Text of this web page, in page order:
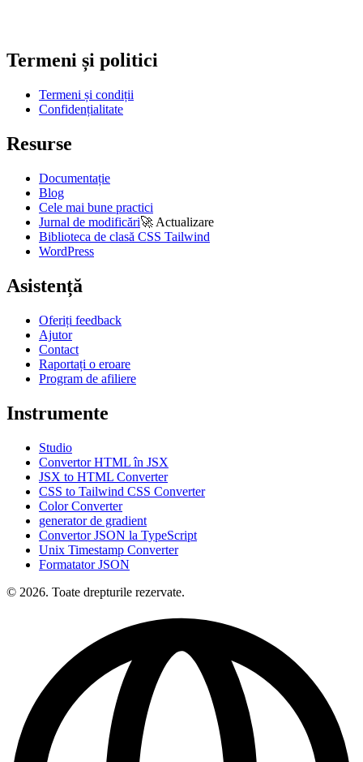
Termeni și politici
Termeni și condiții
Confidențialitate
Resurse
Documentație
Blog
Cele mai bune practici
Jurnal de modificări🚀 Actualizare
Biblioteca de clasă CSS Tailwind
WordPress
Asistență
Oferiți feedback
Ajutor
Contact
Raportați o eroare
Program de afiliere
Instrumente
Studio
Convertor HTML în JSX
JSX to HTML Converter
CSS to Tailwind CSS Converter
Color Converter
generator de gradient
Convertor JSON la TypeScript
Unix Timestamp Converter
Formatator JSON
© 2026. Toate drepturile rezervate.